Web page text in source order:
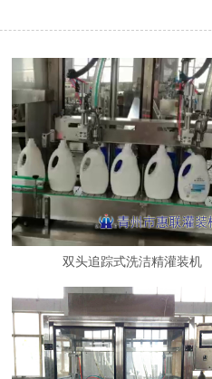
双头追踪式洗洁精灌装机